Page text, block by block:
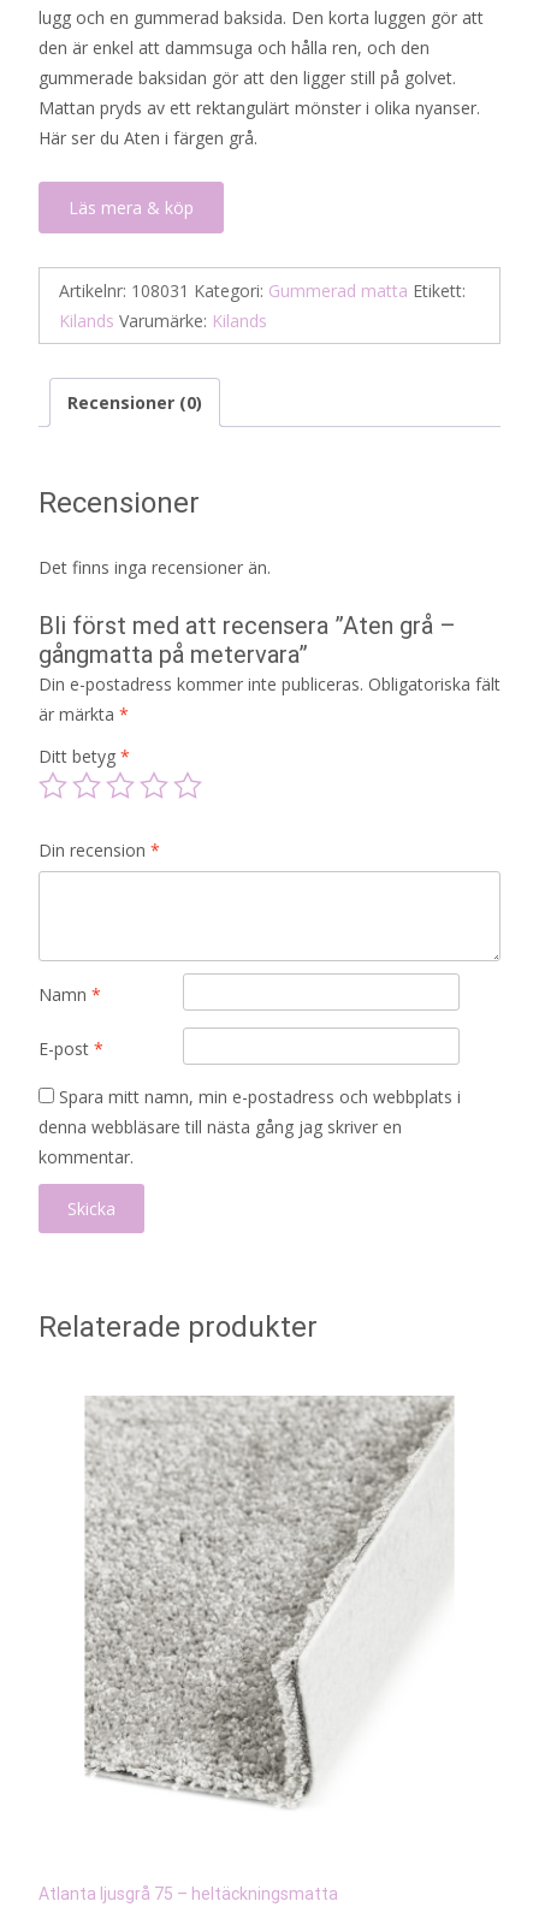
lugg och en gummerad baksida. Den korta luggen gör att
den är enkel att dammsuga och hålla ren, och den
gummerade baksidan gör att den ligger still på golvet.
Mattan pryds av ett rektangulärt mönster i olika nyanser.
Här ser du Aten i färgen grå.
Läs mera & köp
Artikelnr: 108031 Kategori: Gummerad matta Etikett:
Kilands Varumärke: Kilands
Recensioner (0)
Recensioner
Det finns inga recensioner än.
Bli först med att recensera ”Aten grå –
gångmatta på metervara”
Din e-postadress kommer inte publiceras. Obligatoriska fält
är märkta *
Ditt betyg *
Din recension *
Namn *
E-post *
Spara mitt namn, min e-postadress och webbplats i
denna webbläsare till nästa gång jag skriver en
kommentar.
Relaterade produkter
Atlanta ljusgrå 75 – heltäckningsmatta